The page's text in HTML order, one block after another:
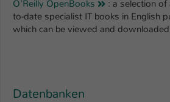
O'Reilly OpenBooks
: a selection
to-date specialist IT books in English
which can be viewed and
Datenbanken